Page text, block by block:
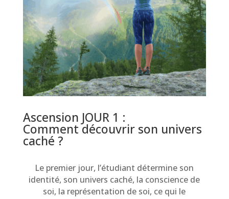
Ascension JOUR 1 :
Comment découvrir son univers
caché ?
Le premier jour, l’étudiant détermine son
identité, son univers caché, la conscience de
soi, la représentation de soi, ce qui le